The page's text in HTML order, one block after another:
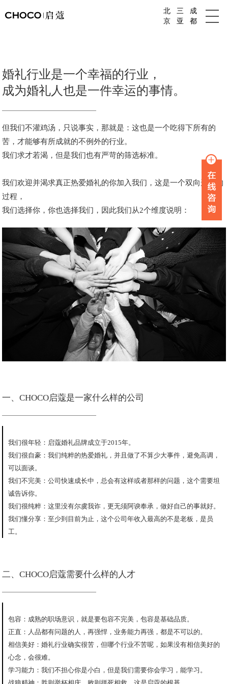
北
京
三
亚
成
都
婚礼行业是一个幸福的行业，
成为婚礼人也是一件幸运的事情。
但我们不灌鸡汤，只说事实，那就是：这也是一个吃得下所有的
苦，才能够有所成就的不例外的行业。
我们求才若渴，但是我们也有严苛的筛选标准。
我们欢迎并渴求真正热爱婚礼的你加入我们，这是一个双向选择的
过程，
我们选择你，你也选择我们，因此我们从2个维度说明：
一、CHOCO启蔻是一家什么样的公司
我们很年轻：启蔻婚礼品牌成立于2015年。
我们很自豪：我们纯粹的热爱婚礼，并且做了不算少大事件，避免高调，
可以面谈。
我们不完美：公司快速成长中，总会有这样或者那样的问题，这个需要坦
诚告诉你。
我们很纯粹：这里没有尔虞我诈，更无须阿谀奉承，做好自己的事就好。
我们懂分享：至少到目前为止，这个公司年收入最高的不是老板，是员
工。
二、CHOCO启蔻需要什么样的人才
包容：成熟的职场意识，就是要包容不完美，包容是基础品质。
正直：人品都有问题的人，再强悍，业务能力再强，都是不可以的。
相信美好：婚礼行业确实很苦，但哪个行业不苦呢，如果没有相信美好的
心念，会很难。
学习能力：我们不担心你是小白，但是我们需要你会学习，能学习。